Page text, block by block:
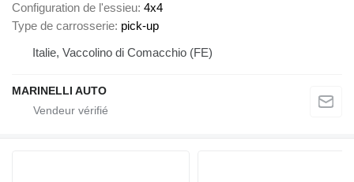
Configuration de l'essieu 4x4
Type de carrosserie pick-up
Italie, Vaccolino di Comacchio (FE)
MARINELLI AUTO